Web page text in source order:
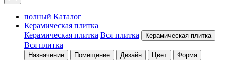
полный Каталог
Керамическая плитка
Керамическая плитка Вся плитка Керамическая плитка
Вся плитка
Назначение Помещение Дизайн Цвет
Форма